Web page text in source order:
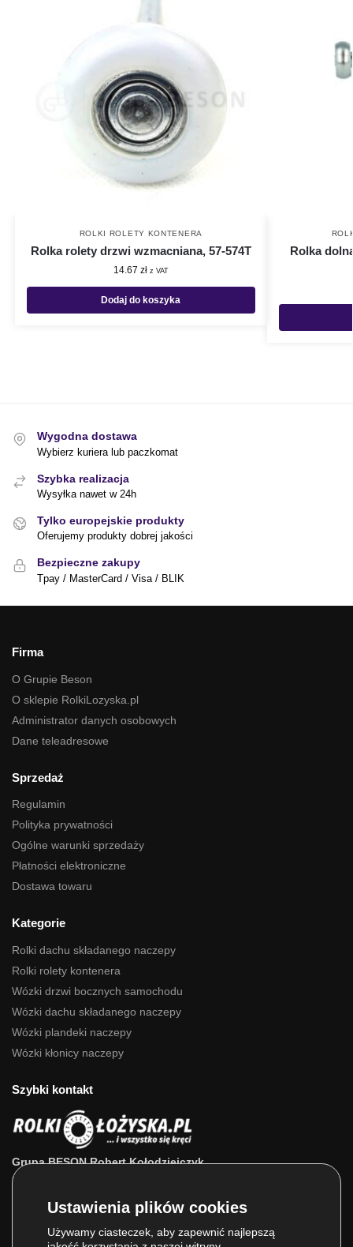
ROLKI ROLETY KONTENERA
Rolka rolety drzwi wzmacniana, 57-574T
14.67 zł z VAT
Dodaj do koszyka
Rolka
Wygodna dostawa
Wybierz kuriera lub paczkomat
Szybka realizacja
Wysyłka nawet w 24h
Tylko europejskie produkty
Oferujemy produkty dobrej jakości
Bezpieczne zakupy
Tpay / MasterCard / Visa / BLIK
Firma
O Grupie Beson
O sklepie RolkiLozyska.pl
Administrator danych osobowych
Dane teleadresowe
Sprzedaż
Regulamin
Polityka prywatności
Ogólne warunki sprzedaży
Płatności elektroniczne
Dostawa towaru
Kategorie
Rolki dachu składanego naczepy
Rolki rolety kontenera
Wózki drzwi bocznych samochodu
Wózki dachu składanego naczepy
Wózki plandeki naczepy
Wózki kłonicy naczepy
Szybki kontakt
Grupa BESON Robert Kołodziejczyk
ul. Powstańców Wlkp. 63a
Używamy ciasteczek, aby zapewnić najlepszą